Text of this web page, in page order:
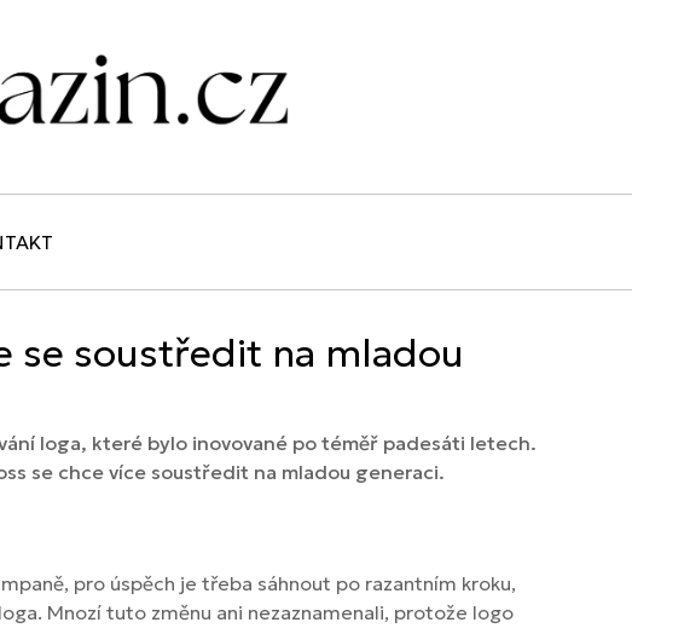
se soustředit na mladou
loga, které bylo inovované po téměř padesáti letech.
se chce více soustředit na mladou generaci.
pro úspěch je třeba sáhnout po razantním kroku,
Mnozí tuto změnu ani nezaznamenali, protože logo